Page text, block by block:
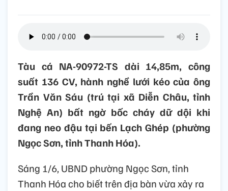
Tàu cá NA-90972-TS dài 14,85m, công
suất 136 CV, hành nghề lưới kéo của ông
Trần Văn Sáu (trú tại xã Diễn Châu, tỉnh
Nghệ An) bất ngờ bốc cháy dữ dội khi
đang neo đậu tại bến Lạch Ghép (phường
Ngọc Sơn, tỉnh Thanh Hóa).
Sáng 1/6, UBND phường Ngọc Sơn, tỉnh
Thanh Hóa cho biết trên địa bàn vừa xảy ra